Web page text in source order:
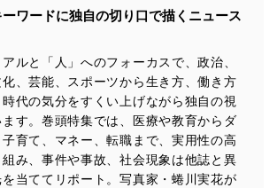
ため、従業者等の教育を徹底してまいり
的外利用を行わないために、適切な管理
。
報に関連する法令、国が定める指針及び
を遵守します。また、当社の管理の仕組み
法令及びその他の規範を常に適合させま
ワードに独自の切り口で描くニュース
ルと「人」へのフォーカスで、政治、
、芸能、スポーツから生き方、働き方
代の気分をすくい上げながら独自の視
す。巻頭特集では、医療や教育からダ
育て、マネー、転職まで、実用性の高
み、事件や事故、社会現象は他誌と異
当ててリポート。写真家・蜷川実花が